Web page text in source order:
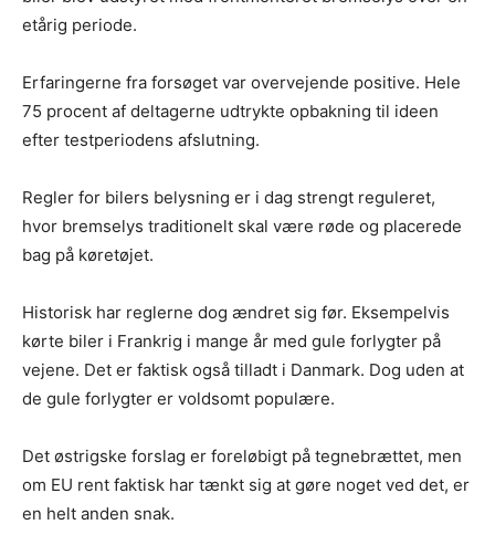
etårig periode.
Erfaringerne fra forsøget var overvejende positive. Hele
75 procent af deltagerne udtrykte opbakning til ideen
efter testperiodens afslutning.
Regler for bilers belysning er i dag strengt reguleret,
hvor bremselys traditionelt skal være røde og placerede
bag på køretøjet.
Historisk har reglerne dog ændret sig før. Eksempelvis
kørte biler i Frankrig i mange år med gule forlygter på
vejene. Det er faktisk også tilladt i Danmark. Dog uden at
de gule forlygter er voldsomt populære.
Det østrigske forslag er foreløbigt på tegnebrættet, men
om EU rent faktisk har tænkt sig at gøre noget ved det, er
en helt anden snak.